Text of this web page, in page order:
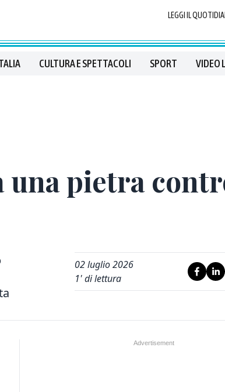
LEGGI IL
CULTURA E SPETTACOLI SPORT VIDEO
una pietra
02 luglio 2026
1' di lettura